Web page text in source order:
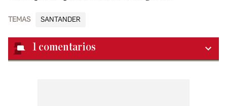
TEMAS SANTANDER
1 comentarios